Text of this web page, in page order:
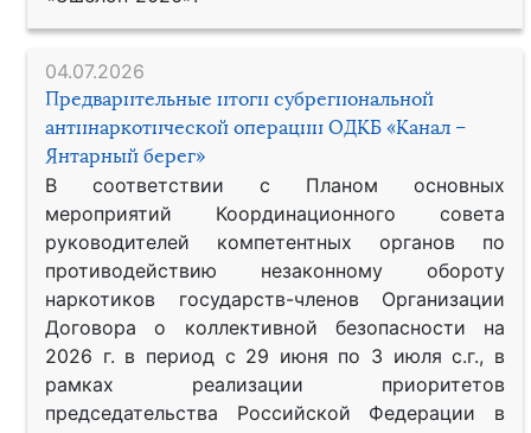
04.07.2026
Предварительные итоги субрегиональной
антинаркотической операции ОДКБ «Канал –
Янтарный берег»
В соответствии с Планом основных
мероприятий Координационного совета
руководителей компетентных органов по
противодействию незаконному обороту
наркотиков государств-членов Организации
Договора о коллективной безопасности на
2026 г. в период с 29 июня по 3 июля с.г., в
рамках реализации приоритетов
председательства Российской Федерации в